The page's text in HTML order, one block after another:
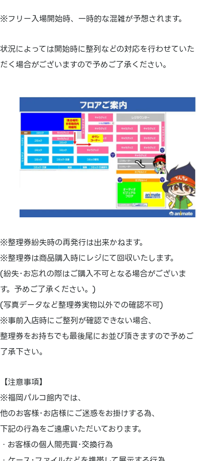
※フリー入場開始時、一時的な混雑が予想されます。
状況によっては開始時に整列などの対応を行わせていた
だく場合がございますので予めご了承ください。
※整理券紛失時の再発行は出来かねます。
※整理券は商品購入時にレジにて回収いたします。
(紛失･お忘れの際はご購入不可となる場合がございま
す。予めご了承ください。)
(写真データなど整理券実物以外での確認不可)
※事前入店時にご整列が確認できない場合、
整理券をお持ちでも最後尾にお並び頂きますので予めご
了承下さい。
【注意事項】
※福岡パルコ館内では、
他のお客様･お店様にご迷惑をお掛けする為、
下記の行為をご遠慮いただいております。
・お客様の個人間売買･交換行為